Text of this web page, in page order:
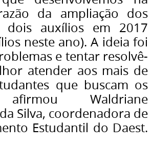
da ampliação dos
dois auxílios em 2017
neste ano). A ideia foi
e tentar resolvê-
atender aos mais de
que buscam os
afirmou Waldriane
Silva, coordenadora de
Estudantil do Daest.